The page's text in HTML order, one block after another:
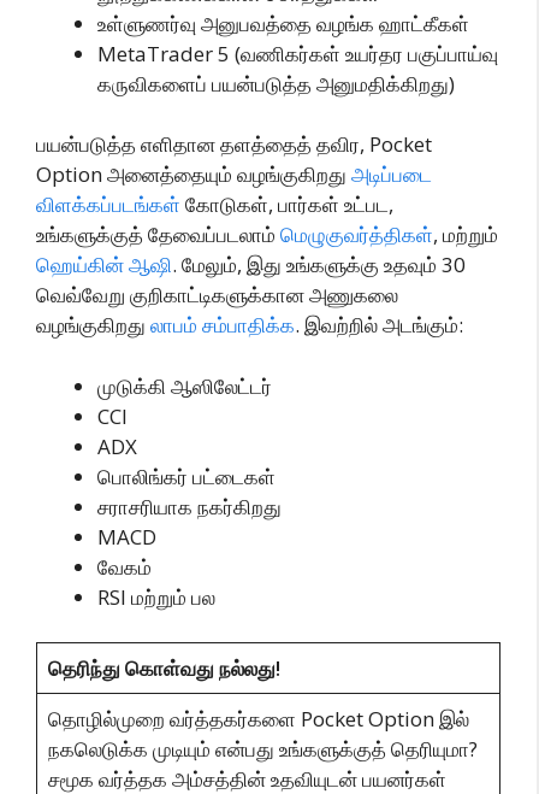
உள்ளுணர்வு அனுபவத்தை வழங்க ஹாட்கீகள்
MetaTrader 5 (வணிகர்கள் உயர்தர பகுப்பாய்வு
கருவிகளைப் பயன்படுத்த அனுமதிக்கிறது)
பயன்படுத்த எளிதான தளத்தைத் தவிர, Pocket
Option அனைத்தையும் வழங்குகிறது அடிப்படை
விளக்கப்படங்கள் கோடுகள், பார்கள் உட்பட,
உங்களுக்குத் தேவைப்படலாம் மெழுகுவர்த்திகள், மற்றும்
ஹெய்கின் ஆஷி. மேலும், இது உங்களுக்கு உதவும் 30
வெவ்வேறு குறிகாட்டிகளுக்கான அணுகலை
வழங்குகிறது லாபம் சம்பாதிக்க. இவற்றில் அடங்கும்:
முடுக்கி ஆஸிலேட்டர்
CCI
ADX
பொலிங்கர் பட்டைகள்
சராசரியாக நகர்கிறது
MACD
வேகம்
RSI மற்றும் பல
தெரிந்து கொள்வது நல்லது!
தொழில்முறை வர்த்தகர்களை Pocket Option இல்
நகலெடுக்க முடியும் என்பது உங்களுக்குத் தெரியுமா?
சமூக வர்த்தக அம்சத்தின் உதவியுடன் பயனர்கள்